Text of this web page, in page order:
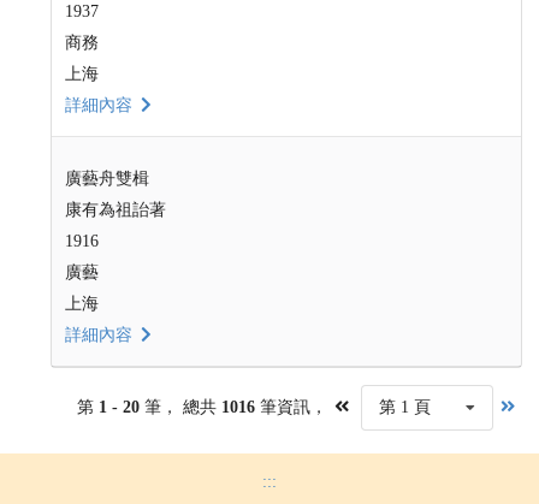
1937
商務
上海
詳細內容
廣藝舟雙楫
康有為祖詒著
1916
廣藝
上海
詳細內容
第 1 - 20 筆， 總共 1016筆資訊， 第 1 頁
:::